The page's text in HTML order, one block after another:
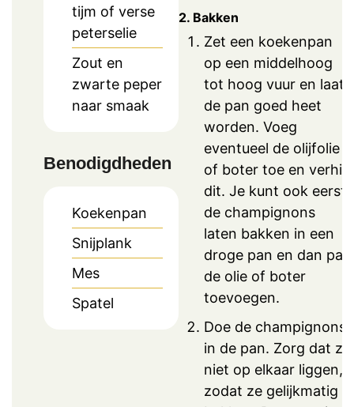
tijm of verse
peterselie
Zout en
zwarte peper
naar smaak
Benodigdheden
Koekenpan
Snijplank
Mes
Spatel
2. Bakken
Zet een koekenpan
op een middelhoog
tot hoog vuur en laat
de pan goed heet
worden. Voeg
eventueel de olijfolie
of boter toe en verhit
dit. Je kunt ook eerst
de champignons
laten bakken in een
droge pan en dan pas
de olie of boter
toevoegen.
Doe de champignons
in de pan. Zorg dat ze
niet op elkaar liggen,
zodat ze gelijkmatig